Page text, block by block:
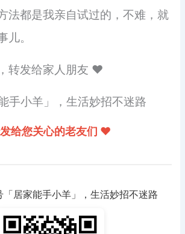
法都是我亲自试过的，不难，就
儿。
转发给家人朋友 ❤️
手小羊」，生活妙招不迷路
给您关心的老友们 ❤️
「居家能手小羊」，生活妙招不迷路